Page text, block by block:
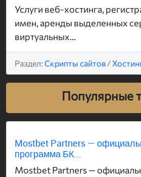
Услуги веб-хостинга,
имен, аренды выделенных
виртуальных...
Раздел: Скрипты сайтов /
Популярные
Mostbet Partners —
программа БК...
Mostbet Partners —